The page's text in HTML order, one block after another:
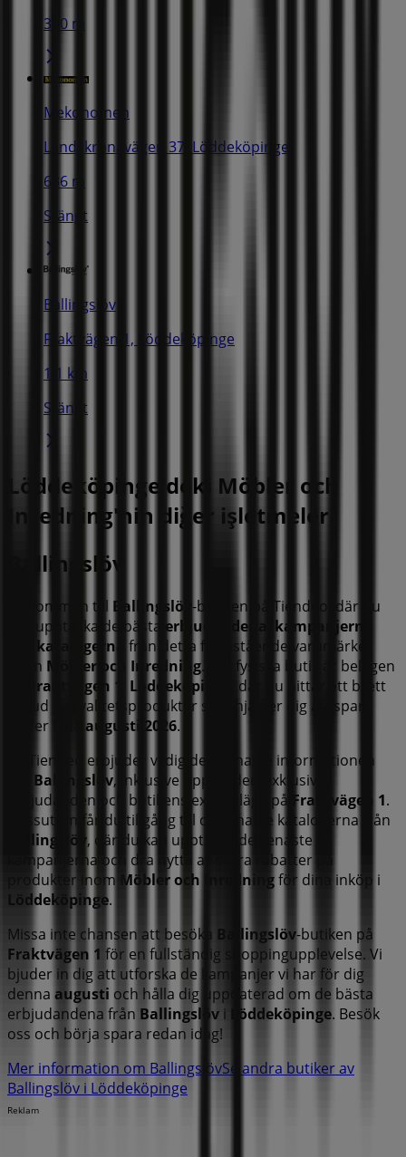
320 m
Mekonomen
Landskronavägen 37, Löddeköpinge
636 m
Stängt
Ballingslöv
Fraktvägen 1, Löddeköpinge
1.1 km
Stängt
Löddeköpinge'deki Möbler och
Inredning'nin diğer işletmeleri
Ballingslöv
Välkommen till Ballingslöv -butiken på Tiendeo, där du
kan upptäcka de bästa erbjudandena
kampanjerna
katalogerna
från detta framstående varumärke
inom Möbler och Inredning. Vår fysiska butik är belägen
Fraktvägen 1 Löddeköpinge
, där du hittar ett brett
utbud av kvalitetsprodukter som hjälper dig att spara
under hela augusti 2026.
På Tiendeo erbjuder vi dig den senaste informationen
Ballingslöv, inklusive öppettider, exklusiva
erbjudanden och butikens exakta läge på Fraktvägen 1.
Dessutom får du tillgång till de senaste katalogerna från
Ballingslöv, där du kan upptäcka de senaste
kampanjerna och dra nytta av stora rabatter på
produkter inom Möbler och Inredningför dina inköp i
Löddeköpinge.
Missa inte chansen att besöka
Ballingslöv-butiken på
Fraktvägen 1 för en fullständig shoppingupplevelse. Vi
bjuder in dig att utforska de kampanjer vi har för dig
denna augusti och hålla dig uppdaterad om de bästa
erbjudandena från Ballingslöv i Löddeköpinge. Besök
oss och börja spara redan idag!
Mer information om BallingslövSe andra butiker av
Ballingslöv i Löddeköpinge
Reklam